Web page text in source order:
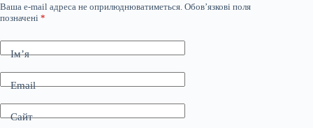
Ваша e-mail адреса не оприлюднюватиметься. Обов’язкові поля
позначені *
Ім’я
Email
Сайт